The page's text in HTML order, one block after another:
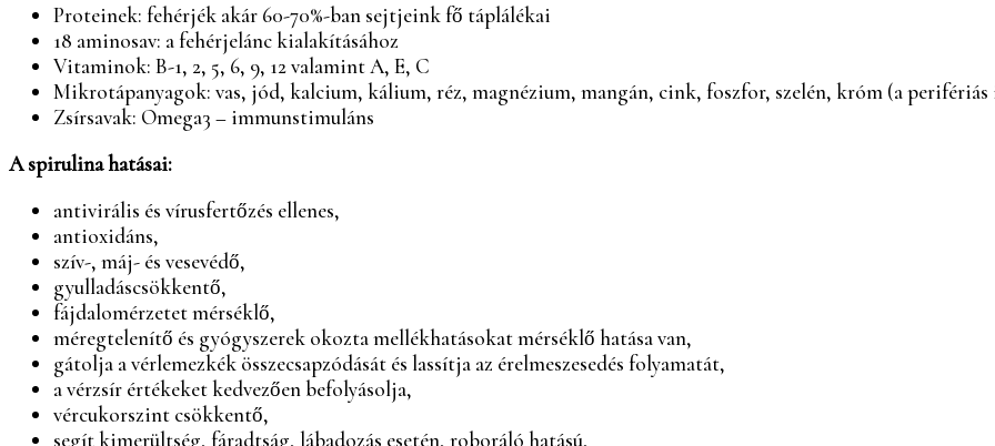
Proteinek: fehérjék akár 60-70%-ban sejtjeink fő táplálékai
18 aminosav: a fehérjelánc kialakításához
Vitaminok: B-1, 2, 5, 6, 9, 12 valamint A, E, C
Mikrotápanyagok: vas, jód, kalcium, kálium, réz, magnézium, mangán, cink, foszfor, szelén, króm (a
Zsírsavak: Omega3 – immunstimuláns
A spirulina hatásai:
antivirális és vírusfertőzés ellenes,
antioxidáns,
szív-, máj- és vesevédő,
gyulladáscsökkentő,
fájdalomérzetet mérséklő,
méregtelenítő és gyógyszerek okozta mellékhatásokat mérséklő hatása van,
gátolja a vérlemezkék összecsapzódását és lassítja az érelmeszesedés folyamatát,
a vérzsír értékeket kedvezően befolyásolja,
vércukorszint csökkentő,
segít kimerültség, fáradtság, lábadozás esetén, roboráló hatású,